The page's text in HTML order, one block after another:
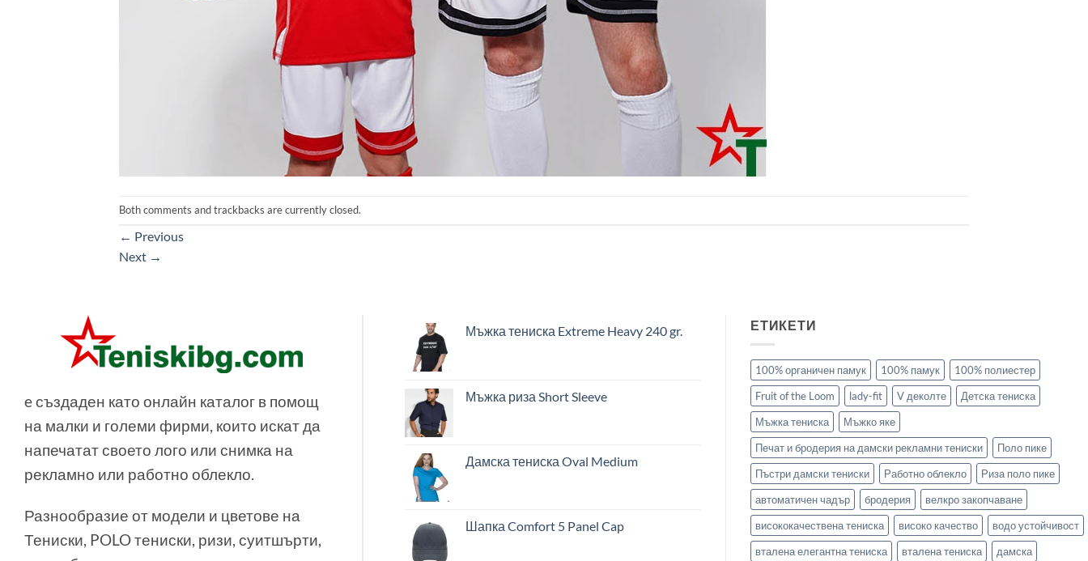
Both comments and trackbacks are currently closed.
← Previous
Next →
e създаден като онлайн каталог в помощ
на малки и големи фирми, които искат да
напечатат своето лого или снимка на
рекламно или работно облекло.
Разнообразие от модели и цветове на
Тениски, POLO тениски, ризи, суитшърти,
Мъжка тениска Extreme Heavy 240 gr.
Мъжка риза Short Sleeve
Дамска тениска Oval Medium
Шапка Comfort 5 Panel Cap
ЕТИКЕТИ
100% органичен памук 100% памук
100% полиестер
Fruit of the Loom
lady-fit V деколте
Детска тениска
Мъжка тениска
Мъжко яке
Печат и бродерия на дамски рекламни тениски
Поло пике
Пъстри дамски тениски
Работно облекло
Риза поло пике
автоматичен чадър
бродерия
велкро закопчаване
висококачествена тениска
високо качество
водо устойчивост
вталена елегантна тениска
вталена тениска дамска